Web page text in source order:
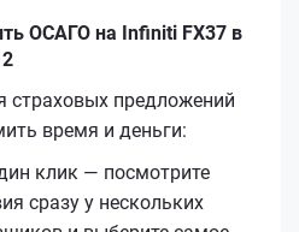
ОСАГО на Infiniti FX37 в
страховых предложений
время и деньги:
клик — посмотрите
сразу у нескольких